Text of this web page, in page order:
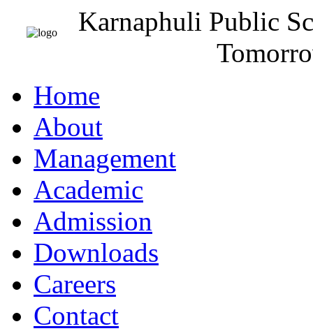
Karnaphuli Public
Home
About
Management
Academic
Admission
Downloads
Careers
Contact